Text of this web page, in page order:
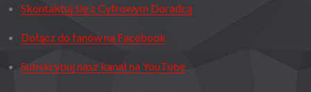
Skontaktuj się z Cyfrowym Doradcą
Dołącz do fanów na Facebook
Subskrybuj nasz kanał na YouTube